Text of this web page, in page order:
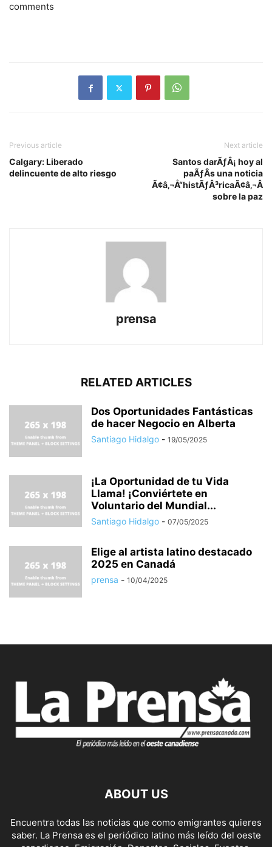
comments
Previous article
Calgary: Liberado
delincuente de alto riesgo
Next article
Santos darÃƒÂ¡ hoy al
paÃƒÂ­s una noticia
Ã¢â‚¬Å“histÃƒÂ³ricaÃ¢â‚¬Â
sobre la paz
prensa
RELATED ARTICLES
Dos Oportunidades Fantásticas
de hacer Negocio en Alberta
Santiago Hidalgo - 19/05/2025
¡La Oportunidad de tu Vida
Llama! ¡Conviértete en
Voluntario del Mundial...
Santiago Hidalgo - 07/05/2025
Elige al artista latino destacado
2025 en Canadá
prensa - 10/04/2025
ABOUT US
Encuentra todas las noticias que como emigrantes quieres
saber. La Prensa es el periódico latino más leído del oeste